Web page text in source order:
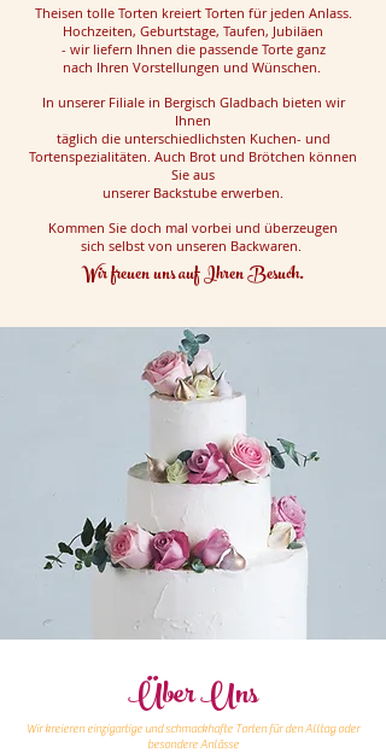
Theisen tolle Torten kreiert Torten für jeden Anlass.
Hochzeiten, Geburtstage, Taufen, Jubiläen
- wir liefern Ihnen die passende Torte ganz
nach Ihren Vorstellungen und Wünschen.
In unserer Filiale in Bergisch Gladbach bieten wir
Ihnen
täglich die unterschiedlichsten Kuchen- und
Tortenspezialitäten. Auch Brot und Brötchen können
Sie aus
unserer Backstube erwerben.
Kommen Sie doch mal vorbei und überzeugen
sich selbst von unseren Backwaren.
Wir freuen uns auf Ihren Besuch.
Über Uns
Wir kreieren einzigartige und schmackhafte Torten für den Alltag oder
besondere Anlässe